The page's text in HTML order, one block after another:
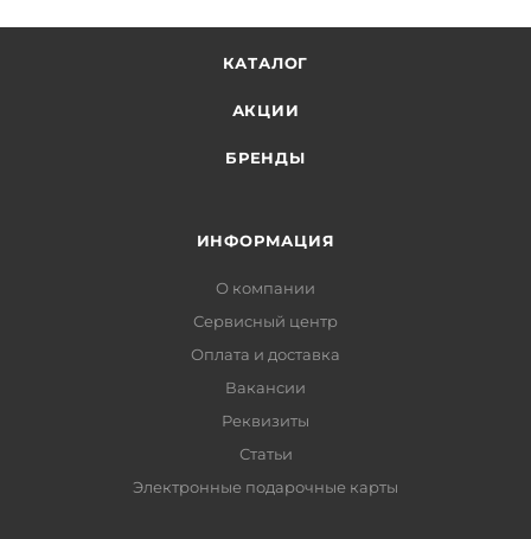
КАТАЛОГ
АКЦИИ
БРЕНДЫ
ИНФОРМАЦИЯ
О компании
Сервисный центр
Оплата и доставка
Вакансии
Реквизиты
Статьи
Электронные подарочные карты